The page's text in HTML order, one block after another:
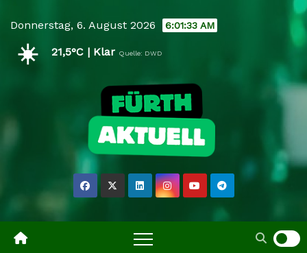
content
Donnerstag, 6. August 2026 6:01:34 AM
☀️ 21,5°C | Klar Quelle: DWD